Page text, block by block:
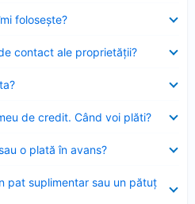
foloseşte?
contact ale proprietății?
de credit. Când voi plăti?
o plată în avans?
pat suplimentar sau un pătuț